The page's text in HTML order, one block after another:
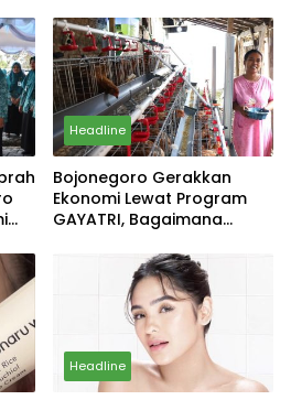
Headline
Bojonegoro Gerakkan
Ekonomi Lewat Program
GAYATRI, Bagaimana
Headline